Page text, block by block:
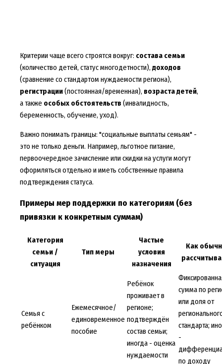
Критерии чаще всего строятся вокруг: состава семьи
(количество детей, статус многодетности), доходов
(сравнение со стандартом нуждаемости региона),
регистрации(постоянная/временная), возраста детей,
а также особых обстоятельств (инвалидность,
беременность, обучение, уход).
Важно понимать границы: "социальные выплаты семьям" -
это не только деньги. Например, льготное питание,
первоочередное зачисление или скидки на услуги могут
оформляться отдельно и иметь собственные правила
подтверждения статуса.
Примеры мер поддержки по категориям (без
привязки к конкретным суммам)
Категория
семьи /
ситуация
Тип меры
Частые
условия
назначения
Как
Семья с
ребёнком
Ежемесячное/
единовременное
пособие
Ребёнок
проживает в
регионе;
подтверждён
состав семьи;
иногда - оценка
нуждаемости
сумма по
или доля от
стандарта;
-
по доходу